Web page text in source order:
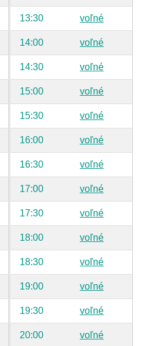
13:30 voľné
14:00 voľné
14:30 voľné
15:00 voľné
15:30 voľné
16:00 voľné
16:30 voľné
17:00 voľné
17:30 voľné
18:00 voľné
18:30 voľné
19:00 voľné
19:30 voľné
20:00 voľné